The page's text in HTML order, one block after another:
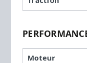
Moteur